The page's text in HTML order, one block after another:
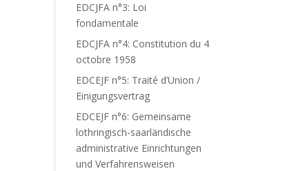
EDCJFA n°3: Loi
fondamentale
EDCJFA n°4: Constitution du 4
octobre 1958
EDCEJF n°5: Traité d’Union /
Einigungsvertrag
EDCEJF n°6: Gemeinsame
lothringisch-saarländische
administrative Einrichtungen
und Verfahrensweisen